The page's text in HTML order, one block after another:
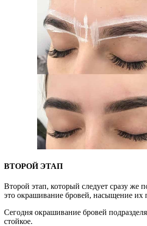
ВТОРОЙ ЭТАП
Второй этап, который следует сразу же
это окрашивание бровей, насыщение их
Сегодня окрашивание бровей
стойкое.